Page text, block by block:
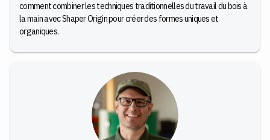
comment combiner les techniques traditionnelles du travail du bois à
la main avec Shaper Origin pour créer des formes uniques et
organiques.